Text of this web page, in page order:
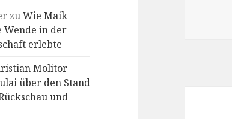
zuWie Maik
Wende in der
erlebte
Molitor
über den Stand
und